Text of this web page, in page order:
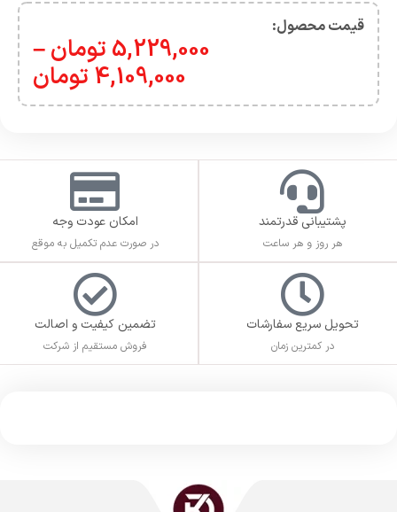
قیمت محصول:​
5,229,000 تومان–
4,109,000 تومان
پشتیبانی قدرتمند
هر روز و هر ساعت
امکان عودت وجه
در صورت عدم تکمیل به موقع
تحویل سریع سفارشات
در کمترین زمان
تضمین کیفیت و اصالت
فروش مستقیم از شرکت